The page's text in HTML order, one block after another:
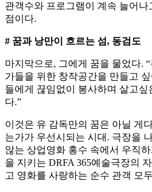
관객수와 프로그램이 계속 늘어
점이다.
# 꿈과 낭만이 흐르는 섬, 동검도
마지막으로, 그에게 꿈을 물었다.
가들을 위한 창작공간을 만들고
들에게 끊임없이 봉사하며 살고싶
다.”
이것은 유 감독만의 꿈은 아닐 게
는가가 우선시되는 시대. 극장을
않는 상업영화 홍수 속에서 우직
을 지키는 DRFA 365예술극장의
고 영화를 사랑하는 순수 관객 모